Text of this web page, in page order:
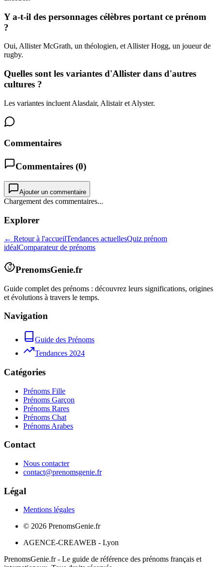
Y a-t-il des personnages célèbres portant ce prénom
?
Oui, Allister McGrath, un théologien, et Allister Hogg, un joueur de
rugby.
Quelles sont les variantes d'Allister dans d'autres
cultures ?
Les variantes incluent Alasdair, Alistair et Alyster.
Commentaires
Commentaires (0)
Ajouter un commentaire
Chargement des commentaires...
Explorer
← Retour à l'accueilTendances actuellesQuiz prénom
idéalComparateur de prénoms
PrenomsGenie.fr
Guide complet des prénoms : découvrez leurs significations, origines
et évolutions à travers le temps.
Navigation
Guide des Prénoms
Tendances 2024
Catégories
Prénoms Fille
Prénoms Garçon
Prénoms Rares
Prénoms Chat
Prénoms Arabes
Contact
Nous contacter
contact@prenomsgenie.fr
Légal
Mentions légales
© 2026 PrenomsGenie.fr
AGENCE-CREAWEB - Lyon
PrenomsGenie.fr - Le guide de référence des prénoms français et